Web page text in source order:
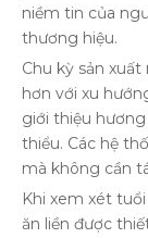
niềm tin của
thương hiệu.
Chu kỳ sản
hơn với xu
giới thiệu
thiểu. Các hệ
mà không cần
Khi xem xét
ăn liền được